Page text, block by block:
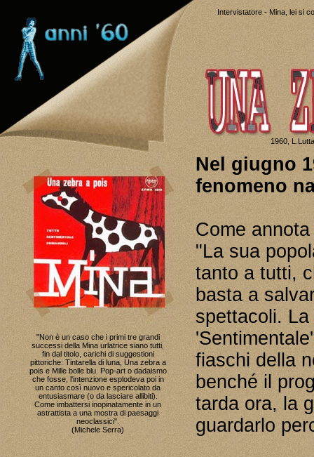
Intervistatore - Mina, lei si
1960,
"Non è un caso che i primi tre grandi
successi della Mina urlatrice siano tutti,
fin dal titolo, carichi di suggestioni
pittoriche: Tintarella di luna, Una zebra a
pois e Mille bolle blu. Pop-art o dadaismo
che fosse, l'intenzione esplodeva poi in
un canto così nuovo e spericolato da
entusiasmare (o da lasciare allibiti).
Come imbattersi inopinatamente in un
astrattista a una mostra di paesaggi
neoclassici".
(Michele Serra)
Nel giugno
fenomeno
Come
"La sua
tanto a tutti,
basta a
spettacoli.
fiaschi della
benché il
tarda ora, la
guardarlo